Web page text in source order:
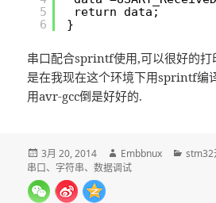
5
6
return data;
}
串口配合sprintf使用,可以很好的打
是在我现在这个环境下用sprintf编
用avr-gcc倒是好好的.
发
布
于
3月 20, 2014
作
者
Embbnux
分
stm32
串口、 字符串、数据调试